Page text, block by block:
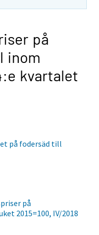
på
inom
kvartalet
på fodersäd till
på
2015=100, IV/2018